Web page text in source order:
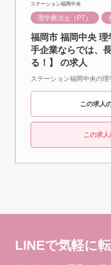
ステーション福岡中央
理学療法士（PT）
福岡市 福岡中央
手企業ならでは、
る！】 の求人
ステーション福岡中央の理
この求人
この求
LINEで気軽に